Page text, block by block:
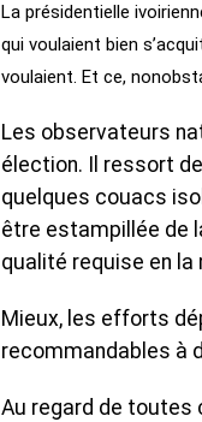
La présidentielle
qui voulaient bien
voulaient. Et ce,
Les observateurs
élection. Il ressort
quelques couacs
être estampillée de
qualité requise en la
Mieux, les efforts
recommandables à
Au regard de toutes